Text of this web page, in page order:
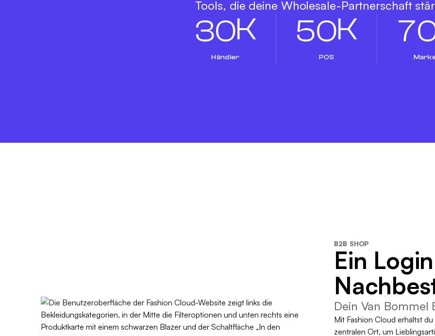
Tools, die deine Wholesale-Partnerschaft
30K
Händler
50K
POS
7
B2B SHOP
Ein
Dein Van Bommel
Mit Fashion Cloud erhältst
zentralen Ort, um